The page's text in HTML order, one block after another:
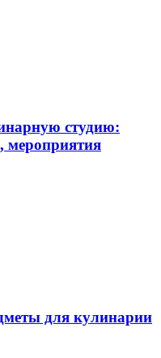
студию:
мероприятия
для кулинарии